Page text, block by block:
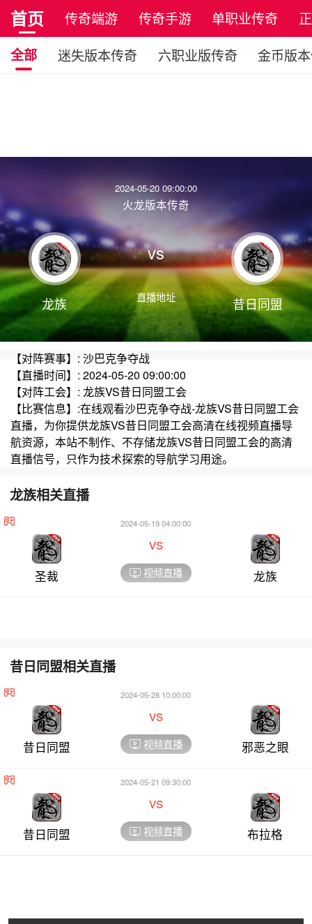
首页 传奇端游 传奇手游 单职业传奇
全部
迷失版本传奇 六职业版传奇 金币版
2024-05-20 09:00:00
火龙版本传奇
龙族
vs
直播地址 昔日同盟
【对阵赛事】: 沙巴克争夺战
【直播时间】: 2024-05-20 09:00:00
【对阵工会】: 龙族VS昔日同盟工会
【比赛信息】:在线观看沙巴克争夺战-龙族VS昔日同盟工会
直播，为你提供龙族VS昔日同盟工会高清在线视频直播导
航资源，本站不制作、不存储龙族VS昔日同盟工会的高清
直播信号，只作为技术探索的导航学习用途。
龙族相关直播
圣裁
2024-05-19 04:00:00
vs
视频直播 龙族
昔日同盟相关直播
昔日同盟
2024-05-28 10:00:00
vs
视频直播 邪恶之眼
昔日同盟
2024-05-21 09:30:00
vs
视频直播 布拉格